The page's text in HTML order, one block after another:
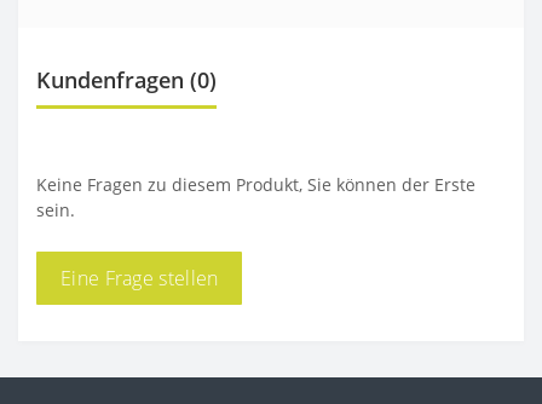
Kundenfragen (0)
Keine Fragen zu diesem Produkt, Sie können der Erste
sein.
Eine Frage stellen